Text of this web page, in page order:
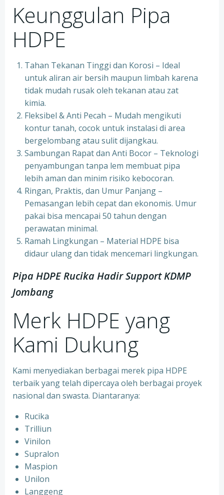
Keunggulan Pipa
HDPE
Tahan Tekanan Tinggi dan Korosi – Ideal
untuk aliran air bersih maupun limbah karena
tidak mudah rusak oleh tekanan atau zat
kimia.
Fleksibel & Anti Pecah – Mudah mengikuti
kontur tanah, cocok untuk instalasi di area
bergelombang atau sulit dijangkau.
Sambungan Rapat dan Anti Bocor – Teknologi
penyambungan tanpa lem membuat pipa
lebih aman dan minim risiko kebocoran.
Ringan, Praktis, dan Umur Panjang –
Pemasangan lebih cepat dan ekonomis. Umur
pakai bisa mencapai 50 tahun dengan
perawatan minimal.
Ramah Lingkungan – Material HDPE bisa
didaur ulang dan tidak mencemari lingkungan.
Pipa HDPE Rucika Hadir Support KDMP
Jombang
Merk HDPE yang
Kami Dukung
Kami menyediakan berbagai merek pipa HDPE
terbaik yang telah dipercaya oleh berbagai proyek
nasional dan swasta. Diantaranya:
Rucika
Trilliun
Vinilon
Supralon
Maspion
Unilon
Langgeng